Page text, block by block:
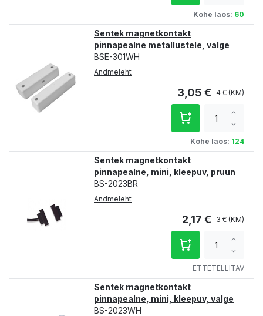
Kohe laos: 60
Sentek magnetkontakt
pinnapealne metallustele, valge
BSE-301WH
Andmeleht
3,05 € 4 €
Kohe laos: 124
qty
Sentek magnetkontakt
pinnapealne, mini, kleepuv, pruun
BS-2023BR
Andmeleht
2,17 € 3 €
ETTETELLITAV
qty
Sentek magnetkontakt
pinnapealne, mini, kleepuv, valge
BS-2023WH